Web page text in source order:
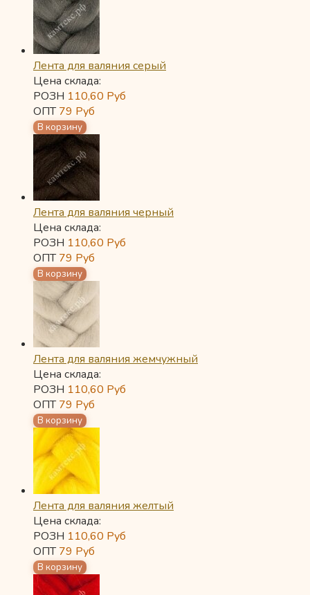
Лента для валяния серый
Цена склада:
РОЗН 110,60 Руб
ОПТ79 Руб
Лента для валяния черный
Цена склада:
РОЗН 110,60 Руб
ОПТ79 Руб
Лента для валяния жемчужный
Цена склада:
РОЗН 110,60 Руб
ОПТ79 Руб
Лента для валяния желтый
Цена склада:
РОЗН 110,60 Руб
ОПТ79 Руб